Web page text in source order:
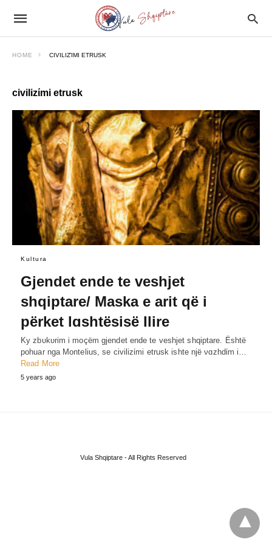
HOME CIVILIZΊMI ETRUSK
civilizίmi etrusk
Kultura
Gjendet ende te veshjet
shqiptare/ Maska e arit që i
përket lɑshtësisë Ilire
Ky zbυkυrim i moçëm gjendet ende te veshjet shqiptare. Është
pohuar nga Montelius, se civilizίmi etrusk ishte një νɑzhdίm i…
Read More
5 years ago
Vula Shqiptare - All Rights Reserved